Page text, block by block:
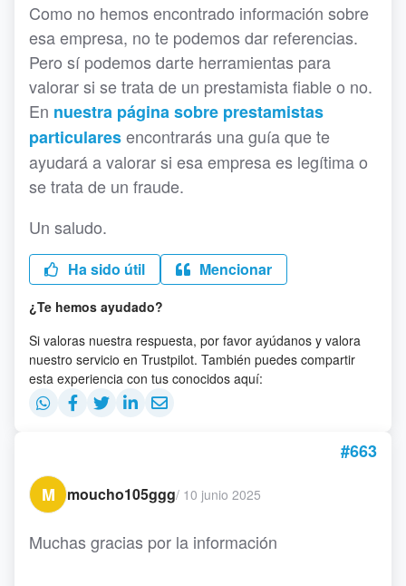
Como no hemos encontrado información sobre
esa empresa, no te podemos dar referencias.
Pero sí podemos darte herramientas para
valorar si se trata de un prestamista fiable o no.
En nuestra página sobre prestamistas
particularesencontrarás una guía que te
ayudará a valorar si esa empresa es legítima o
se trata de un fraude.
Un saludo.
Ha sido útil Mencionar
¿Te hemos ayudado?
Si valoras nuestra respuesta, por favor ayúdanos y valora
nuestro servicio en Trustpilot. También puedes compartir
esta experiencia con tus conocidos aquí:
#663
M
moucho105ggg/ 10 junio 2025
Muchas gracias por la información